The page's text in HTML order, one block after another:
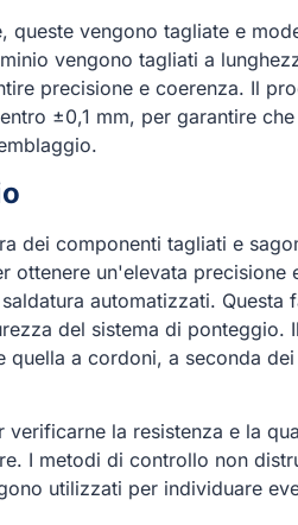
queste vengono tagliate e
vengono tagliati a
precisione e coerenza. Il
±0,1 mm, per garantire
dei componenti tagliati e
ottenere un'elevata precisione
automatizzati. Questa
del sistema di ponteggio.
quella a cordoni, a seconda
la resistenza e la
I metodi di controllo non
utilizzati per individuare